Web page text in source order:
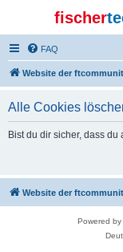
fischer
FAQ
Website der
Alle Cookies
Bist du dir sicher, dass
Website der
Powered by